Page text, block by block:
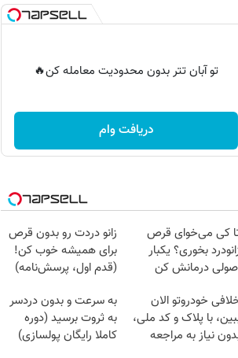
تو آبان تتر بدون محدودیت معامله کن🔥
دریافت وام
کی می‌خوای قرص
بخوری؟ یکبار
درمانش کن
زانو دردت رو بدون قرص
برای همیشه خوب کن!
(قدم اول، پرسش‌نامه)
خودروتو الان
با پلاک و کد ملی،
نیاز به مراجعه
به سرعت و بدون دردسر
به ثروت برسید (دوره
کاملا رایگان پولسازی)